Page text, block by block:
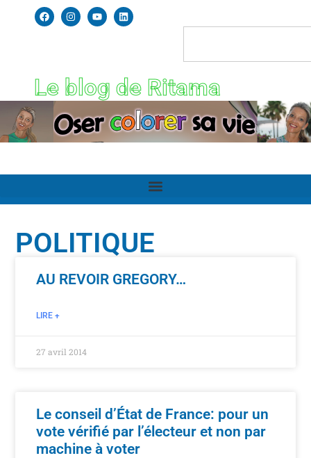
Le blog de Ritama
POLITIQUE
AU REVOIR GREGORY…
LIRE +
27 avril 2014
Le conseil d’État de France: pour un
vote vérifié par l’électeur et non par
machine à voter